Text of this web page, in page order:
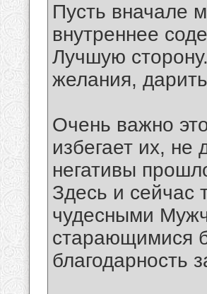
Пусть вначале
внутреннее
Лучшую
желания,
Очень важно
избегает их,
негативы
Здесь и сейчас
чудесными
старающимися
благодарность